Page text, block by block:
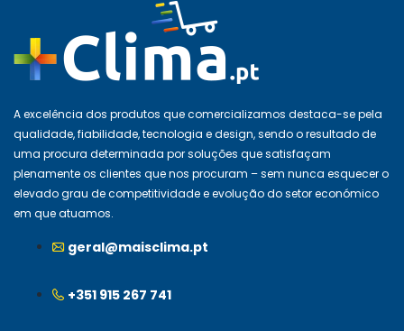
A excelência dos produtos que comercializamos destaca-se pela
qualidade, fiabilidade, tecnologia e design, sendo o resultado de
uma procura determinada por soluções que satisfaçam
plenamente os clientes que nos procuram – sem nunca esquecer o
elevado grau de competitividade e evolução do setor económico
em que atuamos.
geral@maisclima.pt
+351 915 267 741